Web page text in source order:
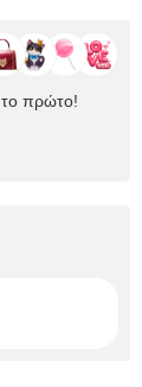
το πρώτο!